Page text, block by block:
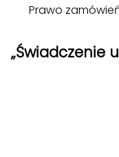
Prawo zamówień
„Świadczenie